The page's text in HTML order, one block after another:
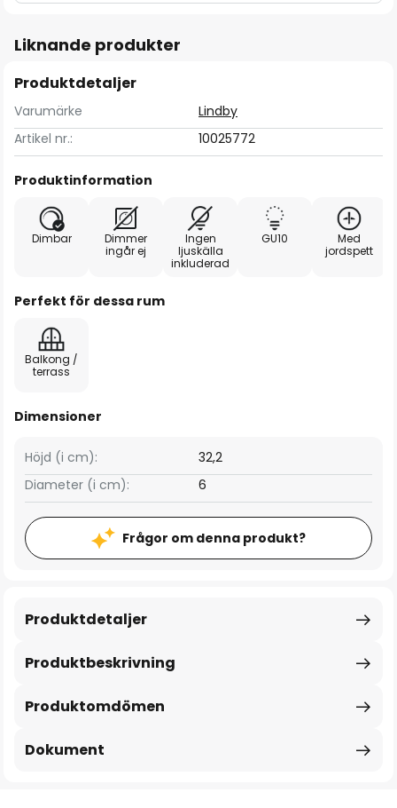
Liknande produkter
Produktdetaljer
Varumärke
Lindby
Artikel nr.:
10025772
Produktinformation
Dimbar
Dimmer
ingår ej
Ingen
ljuskälla
inkluderad
GU10
Med
jordspett
Perfekt för dessa rum
Balkong /
terrass
Dimensioner
Höjd (i cm):
32,2
Diameter (i cm):
6
Frågor om denna produkt?
Produktbeskrivning
Produktdetaljer
Produktomdömen
Dokument